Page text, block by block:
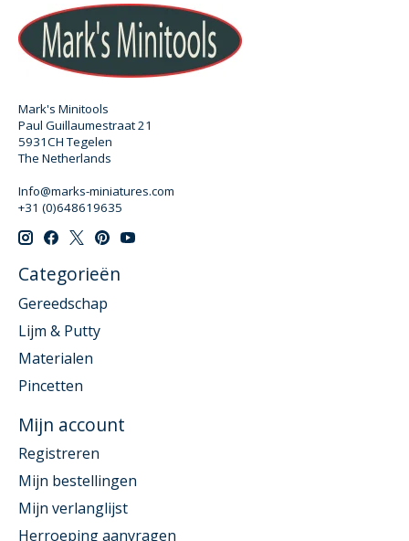
Mark's Minitools
Paul Guillaumestraat 21
5931CH Tegelen
The Netherlands
Info@marks-miniatures.com
+31 (0)648619635
Categorieën
Gereedschap
Lijm & Putty
Materialen
Pincetten
Mijn account
Registreren
Mijn bestellingen
Mijn verlanglijst
Herroeping aanvragen